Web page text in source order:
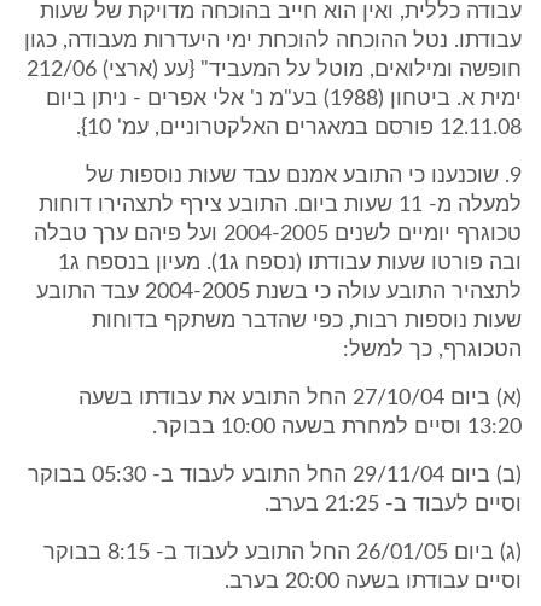
עבודה כללית, ואין הוא חייב בהוכחה מדויקת של שעות
עבודתו. נטל ההוכחה להוכחת ימי היעדרות מעבודה, כגון
חופשה ומילואים, מוטל על המעביד" {עע (ארצי) 212/06
ימית א. ביטחון (1988) בע"מ נ' אלי אפרים - ניתן ביום
12.11.08 פורסם במאגרים האלקטרוניים, עמ' 10}.
9. שוכנענו כי התובע אמנם עבד שעות נוספות של
למעלה מ- 11 שעות ביום. התובע צירף לתצהירו דוחות
טכוגרף יומיים לשנים 2004-2005 ועל פיהם ערך טבלה
ובה פורטו שעות עבודתו (נספח ג1). מעיון בנספח ג1
לתצהיר התובע עולה כי בשנת 2004-2005 עבד התובע
שעות נוספות רבות, כפי שהדבר משתקף בדוחות
הטכוגרף, כך למשל:
(א) ביום 27/10/04 החל התובע את עבודתו בשעה
13:20 וסיים למחרת בשעה 10:00 בבוקר.
(ב) ביום 29/11/04 החל התובע לעבוד ב- 05:30 בבוקר
וסיים לעבוד ב- 21:25 בערב.
(ג) ביום 26/01/05 החל התובע לעבוד ב- 8:15 בבוקר
וסיים עבודתו בשעה 20:00 בערב.